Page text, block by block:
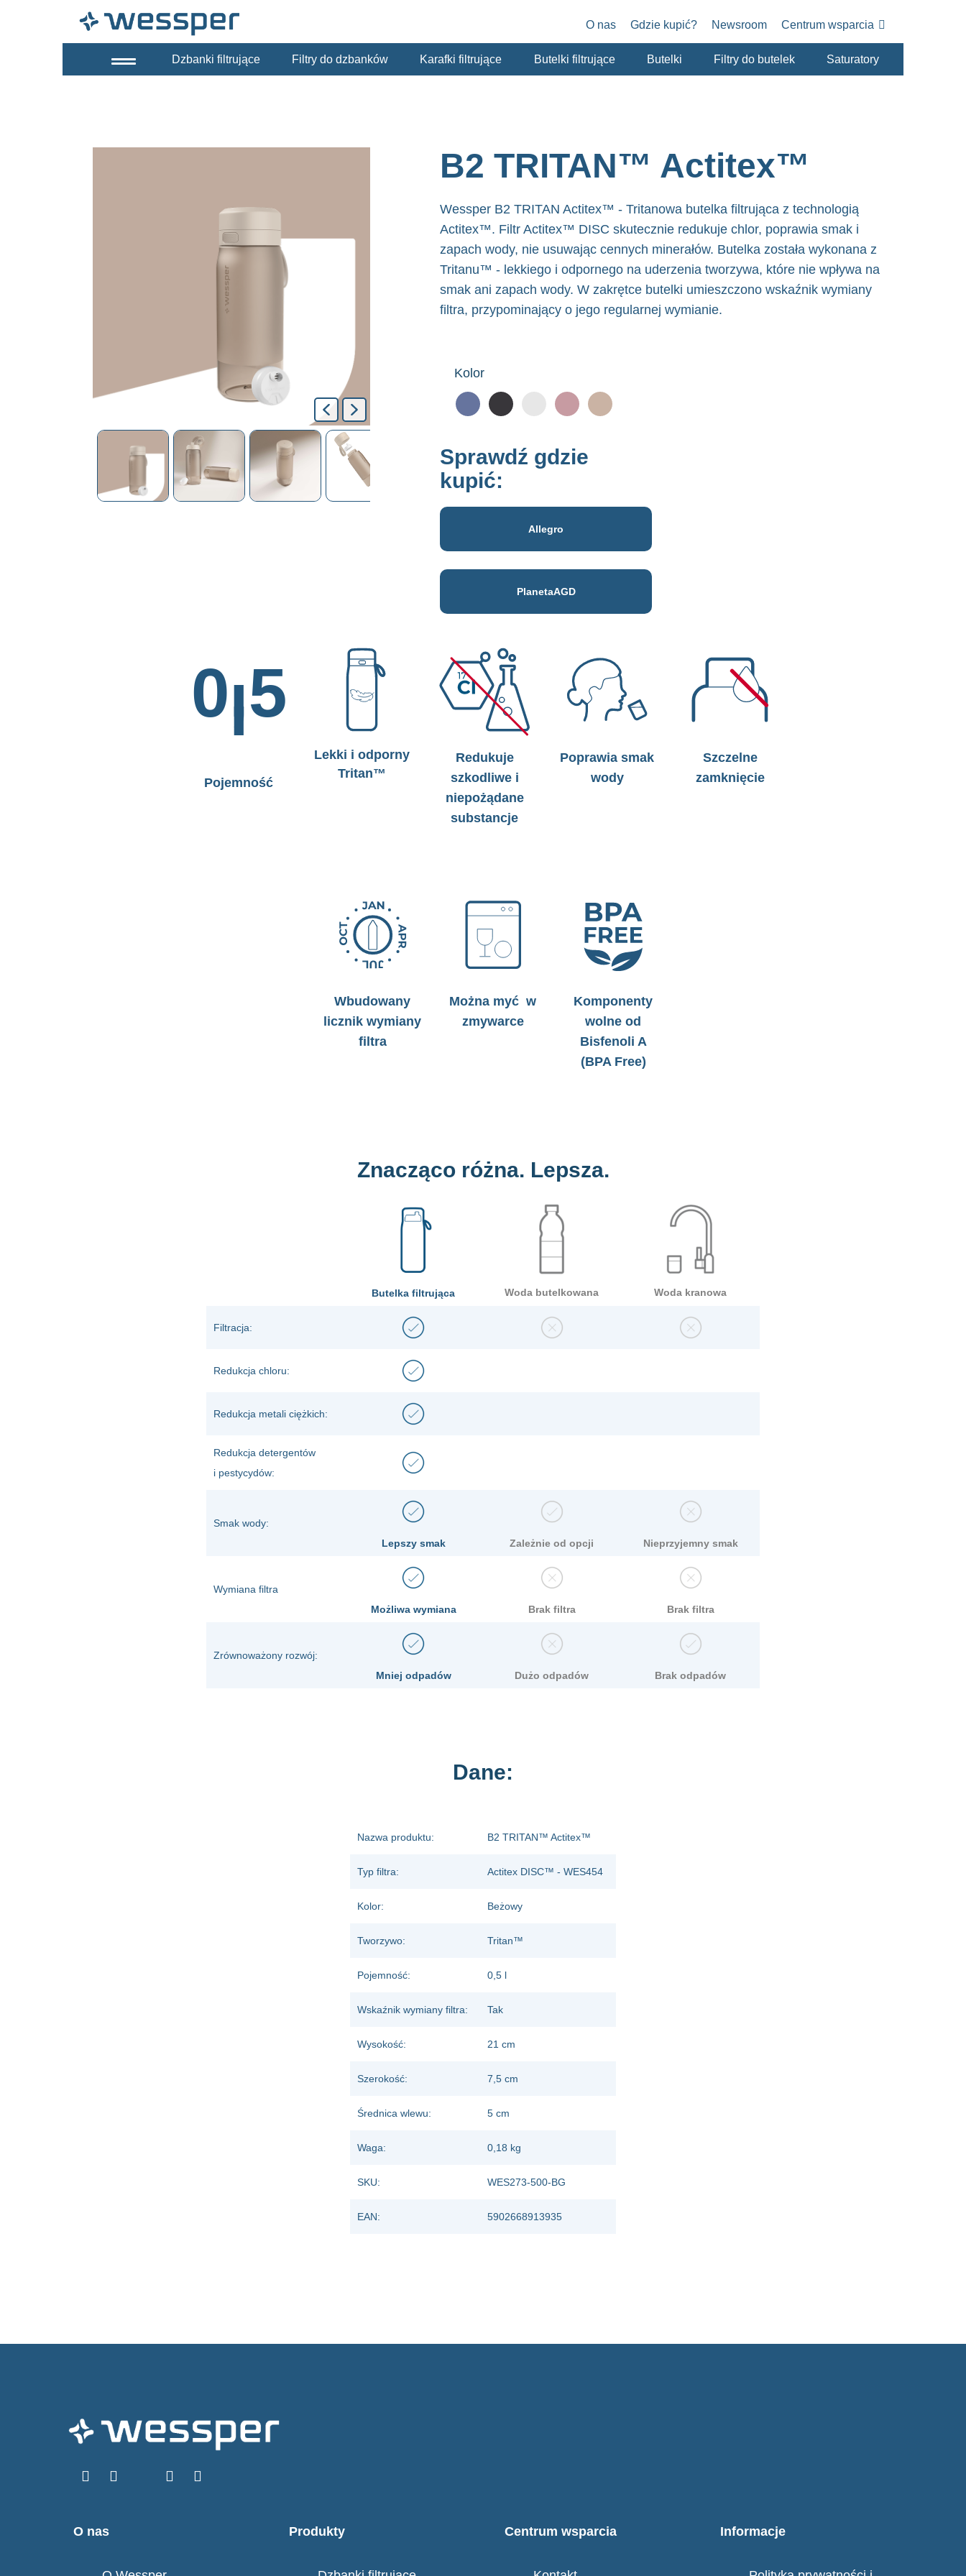
O nas Gdzie kupić? Newsroom Centrum wsparcia
Dzbanki filtrujące Filtry do dzbanków Karafki filtrujące Butelki filtrujące Butelki Filtry do butelek Saturatory
B2 TRITAN™ Actitex™
Wessper B2 TRITAN Actitex™ - Tritanowa butelka filtrująca z technologią
Actitex™. Filtr Actitex™ DISC skutecznie redukuje chlor, poprawia smak i
zapach wody, nie usuwając cennych minerałów. Butelka została wykonana z
Tritanu™ - lekkiego i odpornego na uderzenia tworzywa, które nie wpływa na
smak ani zapach wody. W zakrętce butelki umieszczono wskaźnik wymiany
filtra, przypominający o jego regularnej wymianie.
Kolor
Sprawdź gdzie
kupić:
Allegro
PlanetaAGD
0,5
l
Pojemność
Lekki i odporny
Tritan™
Redukuje
szkodliwe i
niepożądane
substancje
Poprawia smak
wody
Szczelne
zamknięcie
Wbudowany
licznik wymiany
filtra
Można myć w
zmywarce
Komponenty
wolne od
Bisfenoli A
(BPA Free)
Znacząco różna. Lepsza.
Butelka filtrująca Woda butelkowana Woda kranowa
Filtracja:
Redukcja chloru:
Redukcja metali ciężkich:
Redukcja detergentów
i pestycydów:
Smak wody:
Lepszy smak
Zależnie od opcji Nieprzyjemny smak
Wymiana filtra
Możliwa wymiana
Brak filtra Brak filtra
Zrównoważony rozwój:
Mniej odpadów
Dużo odpadów Brak odpadów
Dane:
Nazwa produktu: B2 TRITAN™ Actitex™
Typ filtra: Actitex DISC™ - WES454
Kolor: Beżowy
Tworzywo: Tritan™
Pojemność: 0,5 l
Wskaźnik wymiany filtra: Tak
Wysokość: 21 cm
Szerokość: 7,5 cm
Średnica wlewu: 5 cm
Waga: 0,18 kg
SKU: WES273-500-BG
EAN: 5902668913935
O nas Produkty Centrum wsparcia Informacje